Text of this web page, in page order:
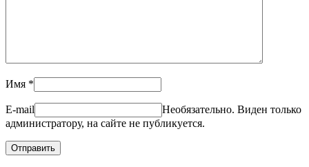
Имя *
E-mail
Необязательно. Виден только
администратору, на сайте не публикуется.